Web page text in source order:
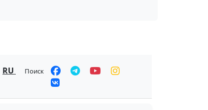
RU Поиск